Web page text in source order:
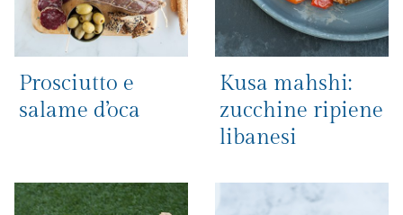
Prosciutto e
salame d’oca
Kusa mahshi:
zucchine ripiene
libanesi